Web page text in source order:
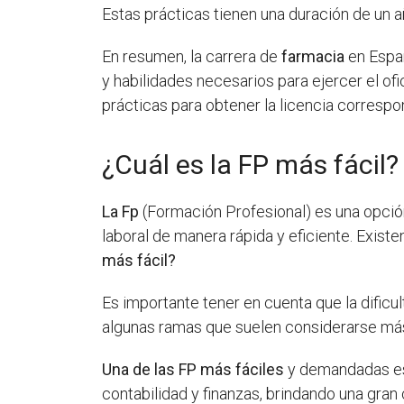
Estas prácticas tienen una duración de
En resumen, la carrera defarmacia en
y habilidades necesarios para ejercer el
prácticas para obtener la licencia
¿Cuál es la FP más fácil?
La Fp (Formación Profesional) es una
laboral de manera rápida y eficiente.
más fácil?
Es importante tener en cuenta que la
algunas ramas que suelen considerarse
Una de las FP más fáciles y demandadas
contabilidad y finanzas, brindando una